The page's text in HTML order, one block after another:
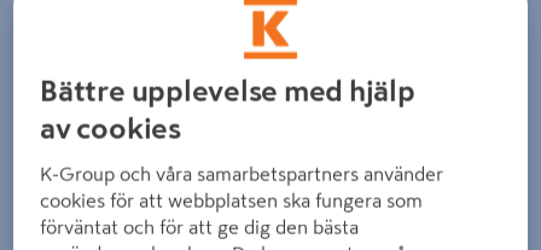
Detaljerad beskrivning finns i produktbeskrivningsområdet
Bättre upplevelse med hjälp
av cookies
K-Group och våra samarbetspartners använder
cookies för att webbplatsen ska fungera som
förväntat och för att ge dig den bästa